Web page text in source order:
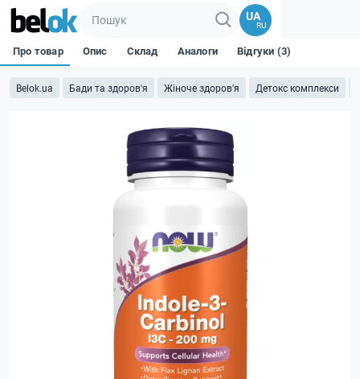
UA
RU
Belok.ua Бади та здоров'я Жіноче здоров'я Детокс комплекси
Про товар Опис Склад Аналоги Відгуки (3)